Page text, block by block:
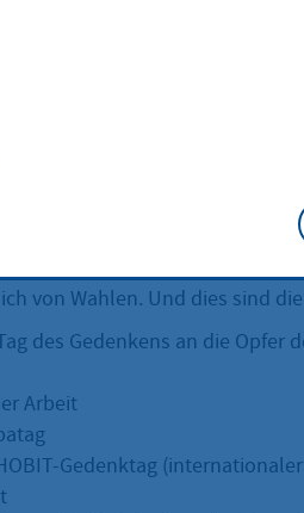
Gebäude“ des Landes
Tagen im Jahr ihre
Ereignisses öffentlich
von feststehenden Tagen,
werden. Per Anordnung
von Wahlen. Und dies sind
des Gedenkens an die Opfer
Arbeit
Gedenktag